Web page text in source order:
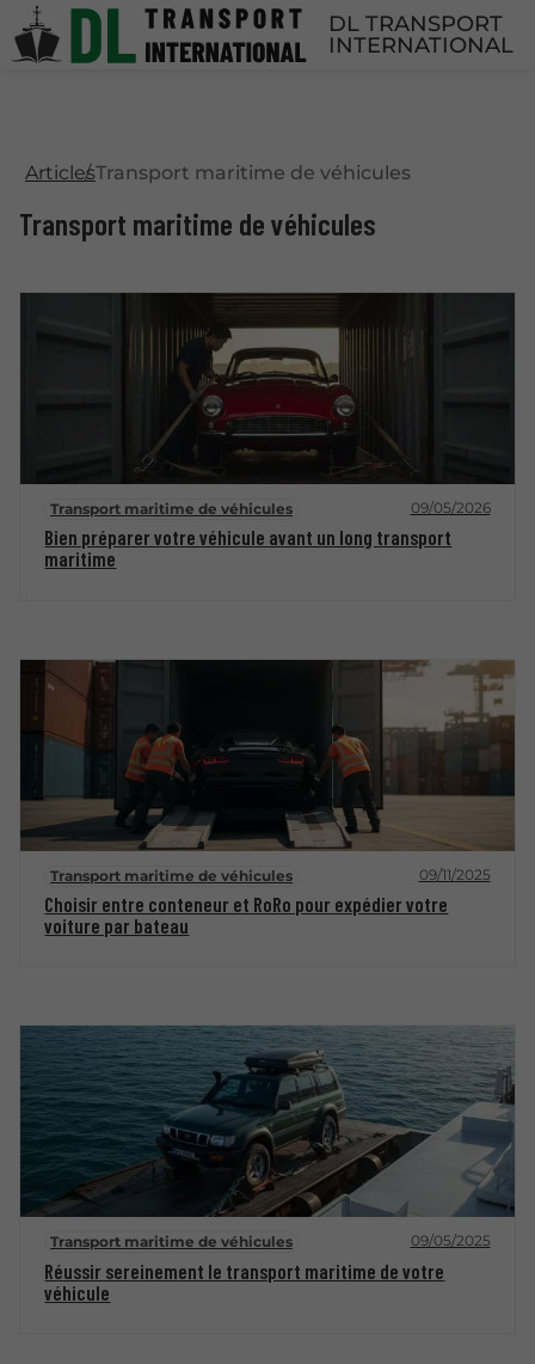
DL TRANSPORT
INTERNATIONAL
ArticlesTransport maritime de véhicules
Transport maritime de véhicules
Transport maritime de véhicules 09/05/2026
Bien préparer votre véhicule avant un long transport
maritime
Transport maritime de véhicules 09/11/2025
Choisir entre conteneur et RoRo pour expédier votre
voiture par bateau
Transport maritime de véhicules 09/05/2025
Réussir sereinement le transport maritime de votre
véhicule